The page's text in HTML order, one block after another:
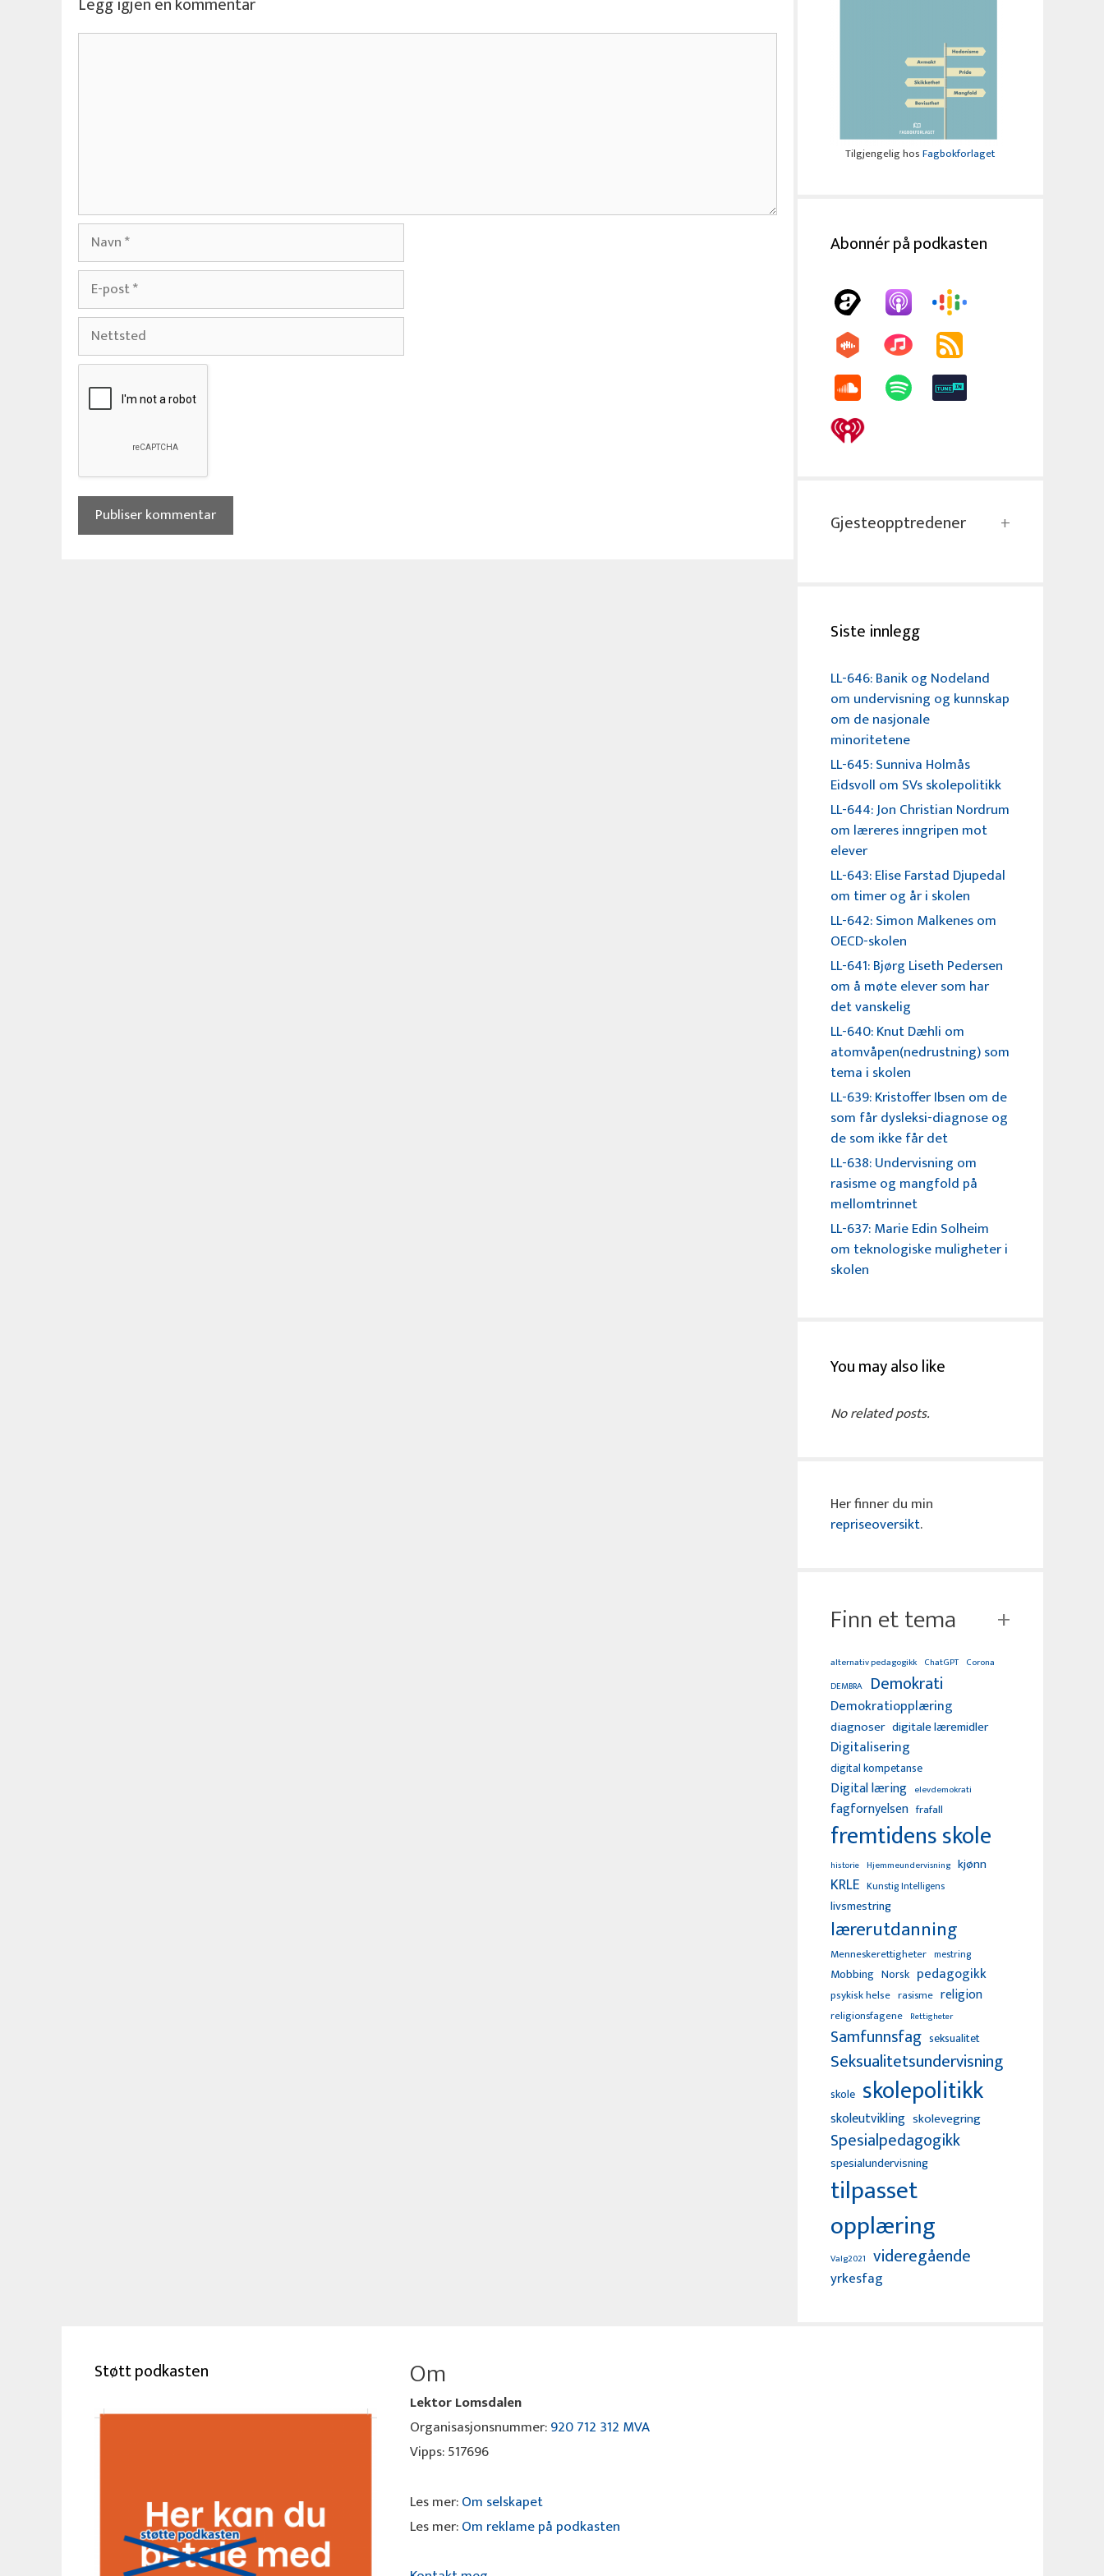
Kommentar
Navn
E-
post
Nettsted
Tilgjengelig hosFagbokforlaget
Abonnér på podkasten
Gjesteopptredener
Siste innlegg
LL-646: Banik og Nodeland
om undervisning og kunnskap
om de nasjonale
minoritetene
LL-645: Sunniva Holmås
Eidsvoll om SVs skolepolitikk
LL-644: Jon Christian Nordrum
om læreres inngripen mot
elever
LL-643: Elise Farstad Djupedal
om timer og år i skolen
LL-642: Simon Malkenes om
OECD-skolen
LL-641: Bjørg Liseth Pedersen
om å møte elever som har
det vanskelig
LL-640: Knut Dæhli om
atomvåpen(nedrustning) som
tema i skolen
LL-639: Kristoffer Ibsen om de
som får dysleksi-diagnose og
de som ikke får det
LL-638: Undervisning om
rasisme og mangfold på
mellomtrinnet
LL-637: Marie Edin Solheim
om teknologiske muligheter i
skolen
You may also like
No related posts.
Her finner du min
repriseoversikt.
Finn et tema
alternativ pedagogikk ChatGPT Corona
DEMBRA Demokrati
Demokratiopplæring
diagnoser digitale læremidler
Digitalisering
digital kompetanse
Digital læring elevdemokrati
fagfornyelsen frafall
fremtidens skole
historie Hjemmeundervisning kjønn
KRLE Kunstig Intelligens
livsmestring
lærerutdanning
Menneskerettigheter mestring
Mobbing Norsk pedagogikk
psykisk helse rasisme religion
religionsfagene Rettigheter
Samfunnsfag seksualitet
Seksualitetsundervisning
skole skolepolitikk
skoleutvikling skolevegring
Spesialpedagogikk
spesialundervisning
tilpasset
opplæring
Valg2021 videregående
yrkesfag
Støtt podkasten Om
Lektor Lomsdalen
Organisasjonsnummer:920 712 312 MVA
Vipps: 517696
Les mer:Om selskapet
Les mer:Om reklame på podkasten